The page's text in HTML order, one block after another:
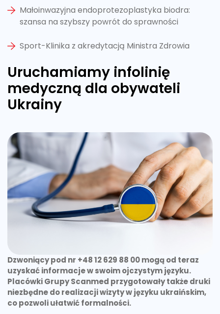
Małoinwazyjna endoprotezoplastyka biodra:
szansa na szybszy powrót do sprawności
Sport-Klinika z akredytacją Ministra Zdrowia
Uruchamiamy infolinię
medyczną dla obywateli
Ukrainy
Dzwoniący pod nr +48 12 629 88 00 mogą od teraz
uzyskać informacje w swoim ojczystym języku.
Placówki Grupy Scanmed przygotowały także druki
niezbędne do realizacji wizyty w języku ukraińskim,
co pozwoli ułatwić formalności.